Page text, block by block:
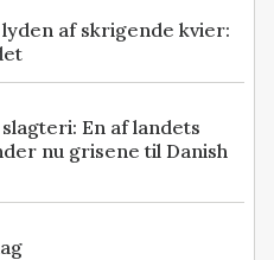
af skrigende kvier:
En af landets
nu grisene til Danish